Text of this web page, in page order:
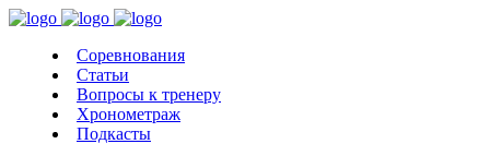
Соревнования
Статьи
Вопросы к тренеру
Хронометраж
Подкасты